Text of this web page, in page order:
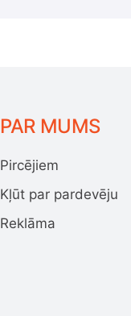
PAR MUMS
Pircējiem
Kļūt par pardevēju
Reklāma